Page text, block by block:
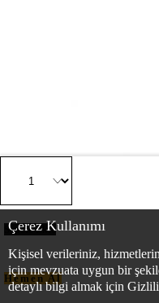
Çerez Kullanımı
Kişisel verileriniz,
için mevzuata uygun bir
detaylı bilgi almak için
Sepete Ekle
Hemen Al